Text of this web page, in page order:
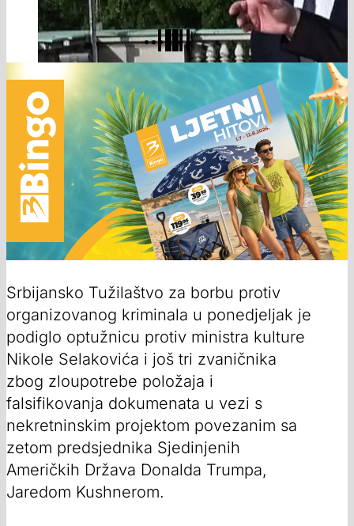
Srbijansko Tužilaštvo za borbu protiv
organizovanog kriminala u ponedjeljak je
podiglo optužnicu protiv ministra kulture
Nikole Selakovića i još tri zvaničnika
zbog zloupotrebe položaja i
falsifikovanja dokumenata u vezi s
nekretninskim projektom povezanim sa
zetom predsjednika Sjedinjenih
Američkih Država Donalda Trumpa,
Jaredom Kushnerom.